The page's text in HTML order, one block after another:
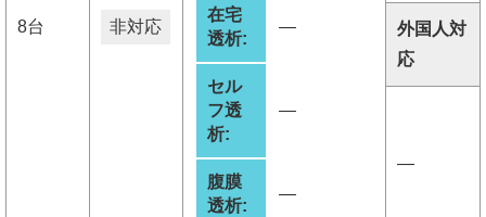
8台 非対応
在宅
透析:
―
セル
フ透
析:
―
腹膜
透析:
―
外国人対
応
―